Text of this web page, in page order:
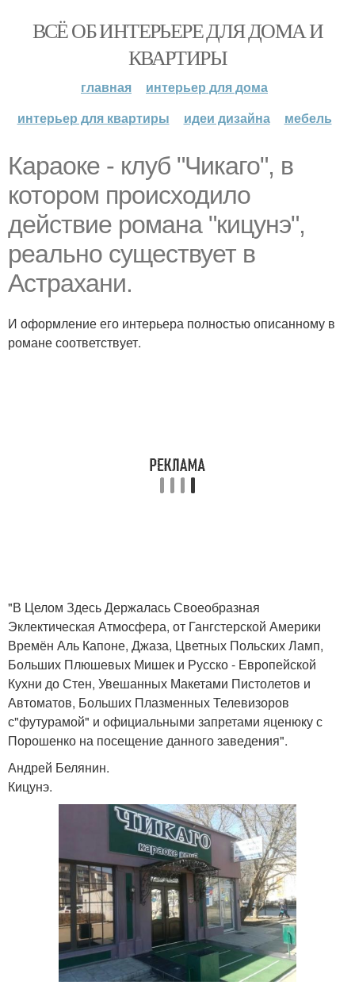
ВСЁ ОБ ИНТЕРЬЕРЕ ДЛЯ ДОМА И
КВАРТИРЫ
главная
интерьер для дома
интерьер для квартиры
идеи дизайна мебель
Караоке - клуб "Чикаго", в
котором происходило
действие романа "кицунэ",
реально существует в
Астрахани.
И оформление его интерьера полностью описанному в
романе соответствует.
"В Целом Здесь Держалась Своеобразная
Эклектическая Атмосфера, от Гангстерской Америки
Времён Аль Капоне, Джаза, Цветных Польских Ламп,
Больших Плюшевых Мишек и Русско - Европейской
Кухни до Стен, Увешанных Макетами Пистолетов и
Автоматов, Больших Плазменных Телевизоров
с"футурамой" и официальными запретами яценюку с
Порошенко на посещение данного заведения".
Андрей Белянин.
Кицунэ.